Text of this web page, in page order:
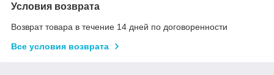
Условия возврата
Возврат товара в течение 14 дней по договоренности
Все условия возврата